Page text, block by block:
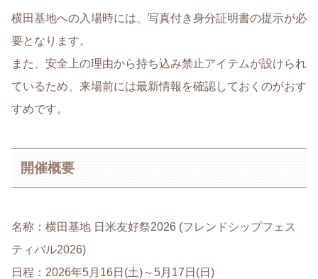
横田基地への入場時には、写真付き身分証明書の提示が必
要となります。
また、安全上の理由から持ち込み禁止アイテムが設けられ
ているため、来場前には最新情報を確認しておくのがおす
すめです。
開催概要
名称：横田基地 日米友好祭2026 (フレンドシップフェス
ティバル2026)
日程：2026年5月16日(土)～5月17日(日)